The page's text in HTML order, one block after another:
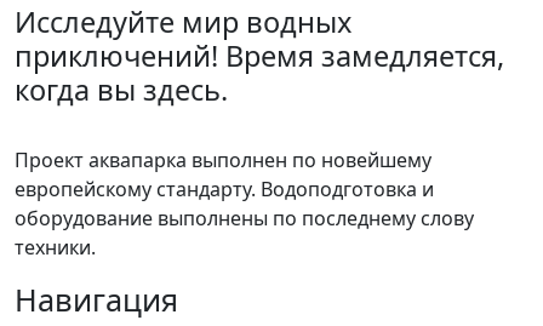
Исследуйте мир водных
приключений! Время замедляется,
когда вы здесь.
Проект аквапарка выполнен по новейшему
европейскому стандарту. Водоподготовка и
оборудование выполнены по последнему слову
техники.
Навигация